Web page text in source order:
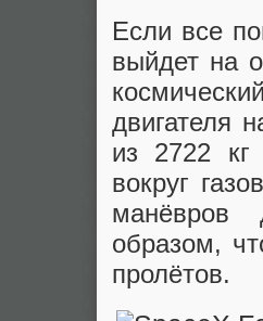
Если все
выйдет на
двигателя
из 2722 кг
вокруг
манёвров
образом,
пролётов.